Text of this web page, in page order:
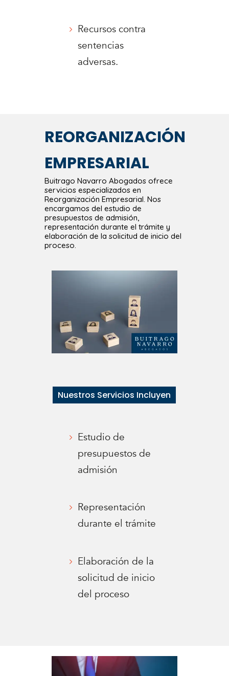
Recursos contra
sentencias
adversas.
REORGANIZACIÓN
EMPRESARIAL
Buitrago Navarro Abogados ofrece
servicios especializados en
Reorganización Empresarial. Nos
encargamos del estudio de
presupuestos de admisión,
representación durante el trámite y
elaboración de la solicitud de inicio del
proceso.
Nuestros Servicios Incluyen
Estudio de
presupuestos de
admisión
Representación
durante el trámite
Elaboración de la
solicitud de inicio
del proceso